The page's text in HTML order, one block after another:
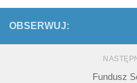
OBSERWUJ:
Fundusz